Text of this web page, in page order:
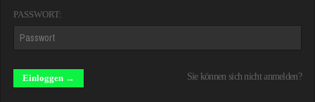
PASSWORT:
Sie können sich nicht anmelden?